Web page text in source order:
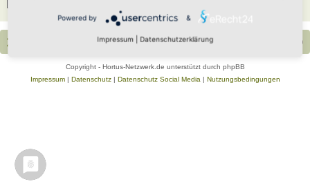
Foren-Übersicht Alle Zeiten sind UTC+02:00
Copyright - Hortus-Netzwerk.de unterstützt durch phpBB
Impressum| Datenschutz| Datenschutz Social Media Nutzungsbedingungen
Powered by &
Impressum Datenschutzerklärung